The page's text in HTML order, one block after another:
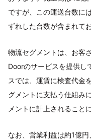
ですが、この運送台数に
ずれした台数が含まれて
物流セグメントは、お客
Doorのサービスを提供し
スでは、運賃に検査代金
グメントに支払う仕組み
メントに計上されること
なお、営業利益は約1億